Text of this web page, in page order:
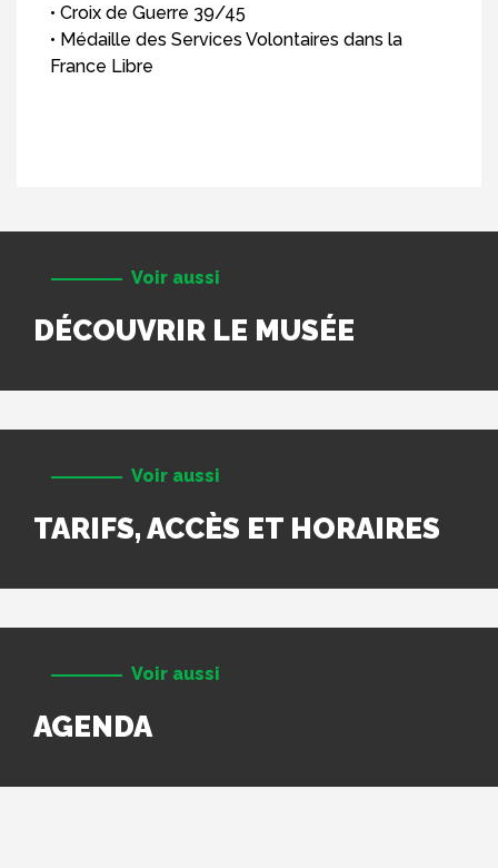
• Croix de Guerre 39/45
• Médaille des Services Volontaires dans la
France Libre
Voir aussi
DÉCOUVRIR LE MUSÉE
Voir aussi
TARIFS, ACCÈS ET HORAIRES
Voir aussi
AGENDA